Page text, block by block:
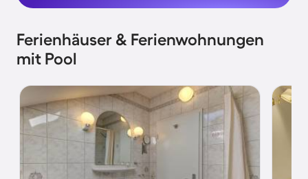
Ferienhäuser & Ferienwohnungen
mit Pool